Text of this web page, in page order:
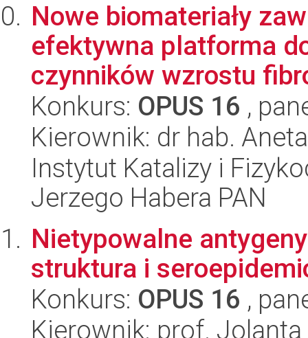
Nowe biomateriały
efektywna platforma
czynników wzrostu
Konkurs: OPUS 16 ,
Kierownik: dr hab.
Instytut Katalizy i
Jerzego Habera PAN
Nietypowalne
struktura i
Konkurs: OPUS 16 ,
Kierownik: prof.